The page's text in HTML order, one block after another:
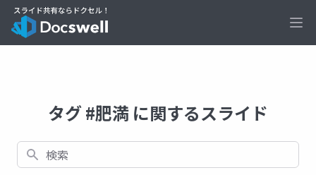
タグ #肥満 に関するスライド
検索